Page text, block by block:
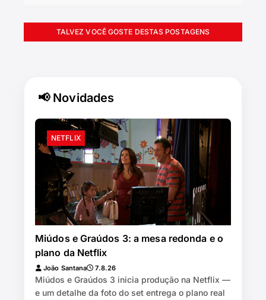
TALVEZ VOCÊ GOSTE DESTAS POSTAGENS
📢 Novidades
NETFLIX
Miúdos e Graúdos 3: a mesa redonda e o
plano da Netflix
João Santana 7.8.26
Miúdos e Graúdos 3 inicia produção na Netflix —
e um detalhe da foto do set entrega o plano real